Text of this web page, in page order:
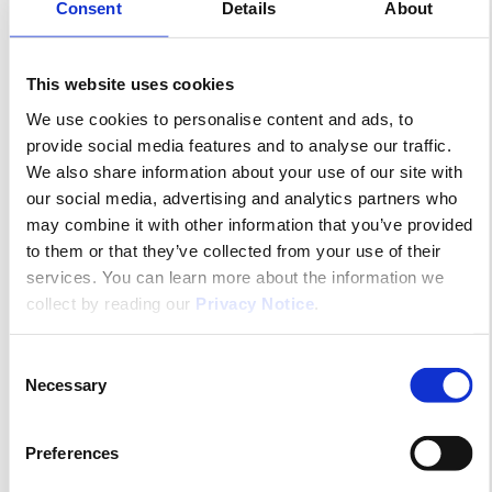
Consent Details About
This website uses cookies
We use cookies to personalise content and ads, to
provide social media features and to analyse our traffic.
We also share information about your use of our site with
our social media, advertising and analytics partners who
may combine it with other information that you’ve provided
to them or that they’ve collected from your use of their
services. You can learn more about the information we
collect by reading our Privacy Notice
Selection
Necessary
Preferences
Benelux
Movianto, ein Unternehmen von Yusen Logistics,
Die Lagerkapazität für temperaturgeführte Paletten
17th June 2026